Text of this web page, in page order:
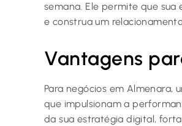
semana. Ele permite que
e construa um
Vantagens
Para negócios em Almenara,
que impulsionam a
da sua estratégia digital,